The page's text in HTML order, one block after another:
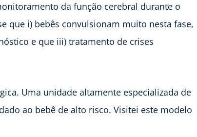
da função cerebral durante o
que i) bebês convulsionam muito nesta fase,
e que iii) tratamento de crises
Uma unidade altamente especializada de
ao bebê de alto risco. Visitei este modelo